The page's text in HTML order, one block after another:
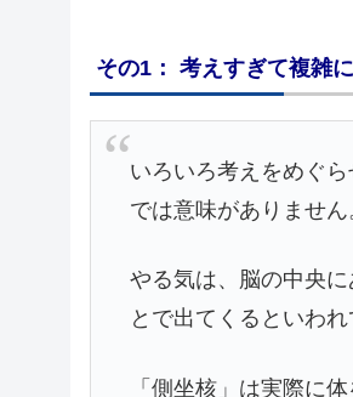
その1： 考えすぎて複雑
いろいろ考えをめぐ
では意味がありません
やる気は、脳の中央
とで出てくるといわれ
「側坐核」は実際に